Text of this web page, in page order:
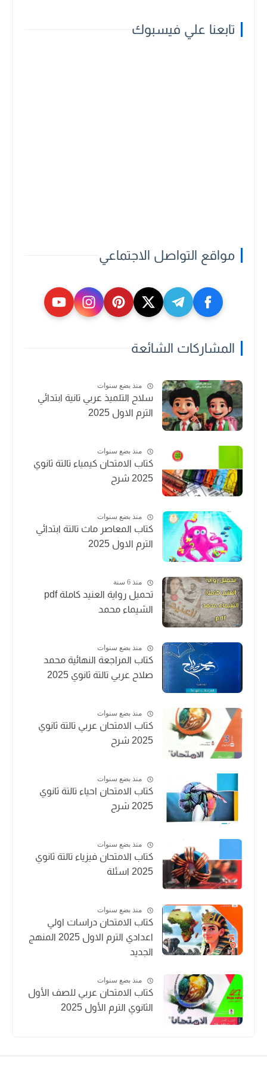
تابعنا علي فيسبوك
مواقع التواصل الاجتماعي
المشاركات الشائعة
منذ بضع سنوات
سلاح التلميذ عربي تانية ابتدائي
الترم الاول 2025
منذ بضع سنوات
كتاب الامتحان كيمياء تالتة ثانوي
2025 شرح
منذ بضع سنوات
كتاب المعاصر ماث تالتة ابتدائي
الترم الاول 2025
منذ 6 سنة
تحميل رواية العنيد كاملة pdf
الشيماء محمد
منذ بضع سنوات
كتاب المراجعة النهائية محمد
صلاح عربي تالتة ثانوي 2025
منذ بضع سنوات
كتاب الامتحان عربي تالتة ثانوي
2025 شرح
منذ بضع سنوات
كتاب الامتحان احياء تالتة ثانوي
2025 شرح
منذ بضع سنوات
كتاب الامتحان فيزياء تالتة ثانوي
2025 اسئلة
منذ بضع سنوات
كتاب الامتحان دراسات اولي
اعدادي الترم الاول 2025 المنهج
الجديد
منذ بضع سنوات
كتاب الامتحان عربي للصف الأول
الثانوي الترم الأول 2025